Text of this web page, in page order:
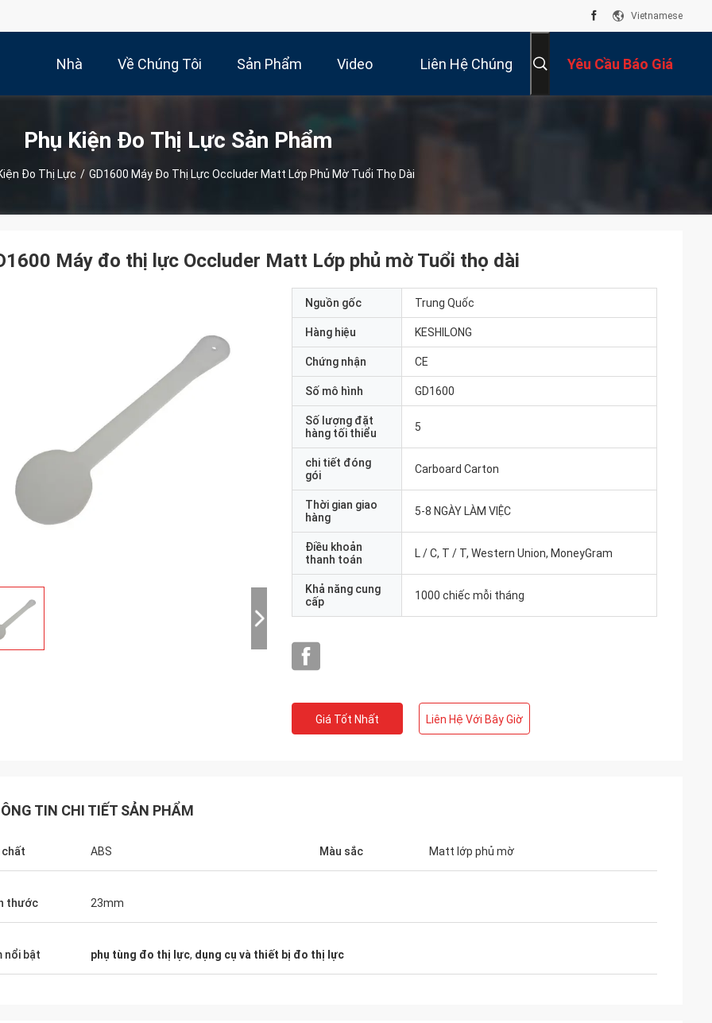
Vietnamese
Nhà Về Chúng Tôi Sản Phẩm Video Liên Hệ Chúng Yêu Cầu Báo Giá
Phụ Kiện Đo Thị Lực Sản Phẩm
Đo Thị Lực / GD1600 Máy Đo Thị Lực Occluder Matt Lớp Phủ Mờ Tuổi Thọ Dài
Bob
thử hơn 10 nhà cung cấp cho hoạt
Adrian, Nhà phân phối quang học
May mắn được gặp nhóm JingGong
Máy đo thị lực Occluder Matt Lớp phủ mờ Tuổi thọ dài
Nguồn gốc Trung Quốc
Hàng hiệu KESHILONG
Chứng nhận CE
Số mô hình GD1600
Số lượng đặt
hàng tối thiểu
5
chi tiết đóng
gói
Carboard Carton
Thời gian giao
hàng
5-8 NGÀY LÀM VIỆC
Điều khoản
thanh toán
L / C, T / T, Western Union, MoneyGram
Khả năng cung
cấp
1000 chiếc mỗi tháng
Giá Tốt Nhất Liên Hệ Với Bây Giờ
TIN CHI TIẾT SẢN PHẨM
ABS Màu sắc Matt lớp phủ mờ
thước 23mm
nổi bật phụ tùng đo thị lực, dụng cụ và thiết bị đo thị lực